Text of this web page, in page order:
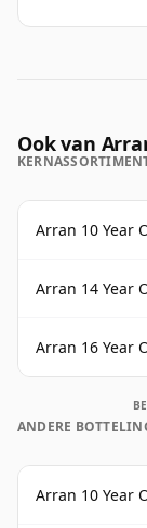
Ook van
Arran 10 Year
Arran 14 Year
Arran 16 Year
ANDERE
Arran 10 Year